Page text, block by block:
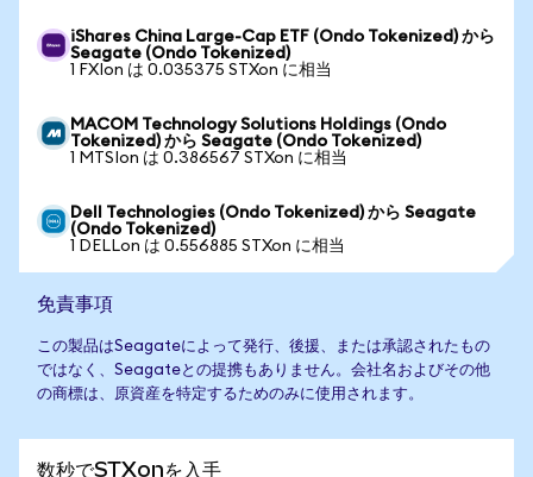
iShares China Large-Cap ETF (Ondo Tokenized) から
Seagate (Ondo Tokenized)
1 FXIon は 0.035375 STXon に相当
MACOM Technology Solutions Holdings (Ondo
Tokenized) から Seagate (Ondo Tokenized)
1 MTSIon は 0.386567 STXon に相当
Dell Technologies (Ondo Tokenized) から Seagate
(Ondo Tokenized)
1 DELLon は 0.556885 STXon に相当
免責事項
この製品はSeagateによって発行、後援、または承認されたもの
ではなく、Seagateとの提携もありません。会社名およびその他
の商標は、原資産を特定するためのみに使用されます。
数秒でSTXonを入手